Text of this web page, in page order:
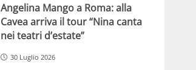
Angelina Mango a Roma: alla
Cavea arriva il tour “Nina canta
nei teatri d’estate”
30 Luglio 2026